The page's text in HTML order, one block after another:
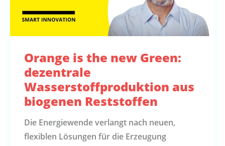
Orange is the new Green:
dezentrale
Wasserstoffproduktion aus
biogenen Reststoffen
Die Energiewende verlangt nach neuen,
flexiblen Lösungen für die Erzeugung